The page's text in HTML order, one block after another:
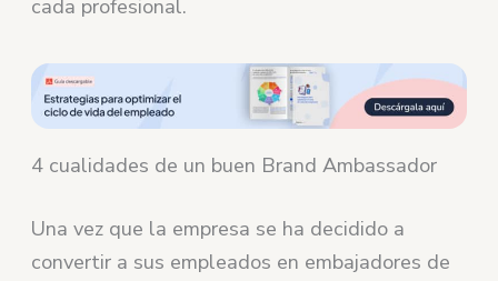
cada profesional.
4 cualidades de un buen Brand Ambassador
Una vez que la empresa se ha decidido a
convertir a sus empleados en embajadores de